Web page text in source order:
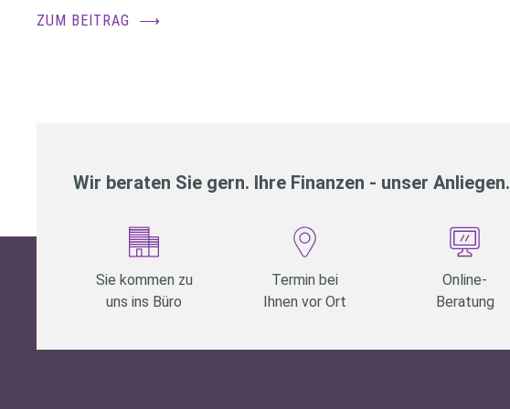
ZUM BEITRAG ⟶
Wir beraten Sie gern. Ihre Finanzen - unser Anliegen.
Sie kommen zu
uns ins Büro
Termin bei
Ihnen vor Ort
Online-
Beratung